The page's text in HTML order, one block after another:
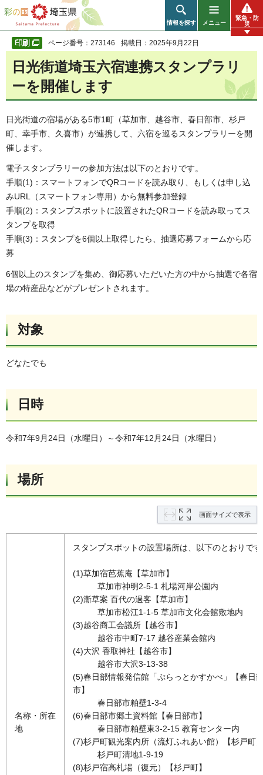
彩の国 埼玉県
情報を探す メニュー
緊急・防
災
ページ番号：273146 掲載日：2025年9月22日
日光街道埼玉六宿連携スタンプラリ
ーを開催します
日光街道の宿場がある5市1町（草加市、越谷市、春日部市、杉戸
町、幸手市、久喜市）が連携して、六宿を巡るスタンプラリーを開
催します。
電子スタンプラリーの参加方法は以下のとおりです。
手順(1)：スマートフォンでQRコードを読み取り、もしくは申し込
みURL（スマートフォン専用）から無料参加登録
手順(2)：スタンプスポットに設置されたQRコードを読み取ってス
タンプを取得
手順(3)：スタンプを6個以上取得したら、抽選応募フォームから応
募
6個以上のスタンプを集め、御応募いただいた方の中から抽選で各宿
場の特産品などがプレゼントされます。
対象
どなたでも
日時
令和7年9月24日（水曜日）～令和7年12月24日（水曜日）
場所
画面サイズで表示
名称・所在
地
スタンプスポットの設置場所は、以下のとおりで
(1)草加宿芭蕉庵【草加市】
草加市神明2-5-1 札場河岸公園内
(2)漸草案 百代の過客【草加市】
草加市松江1-1-5 草加市文化会館敷地内
(3)越谷商工会議所【越谷市】
越谷市中町7-17 越谷産業会館内
(4)大沢 香取神社【越谷市】
越谷市大沢3-13-38
(5)春日部情報発信館「ぷらっとかすかべ」【春日
市】
春日部市粕壁1-3-4
(6)春日部市郷土資料館【春日部市】
春日部市粕壁東3-2-15 教育センター内
(7)杉戸町観光案内所（流灯ふれあい館）【杉戸町
杉戸町清地1-9-19
(8)杉戸宿高札場（復元）【杉戸町】